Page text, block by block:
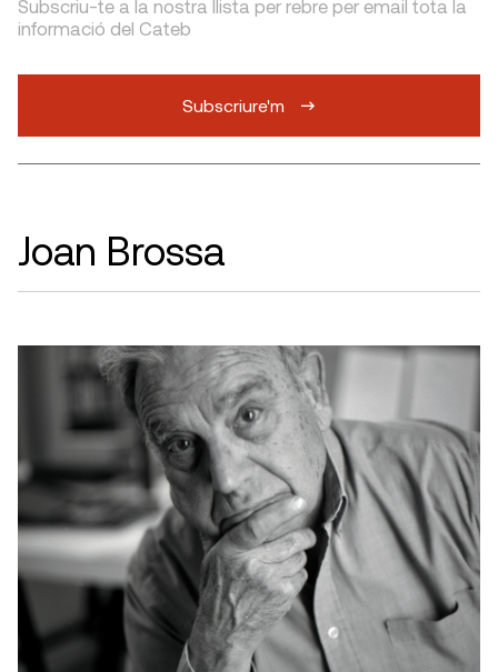
Subscriu-te a la nostra llista per rebre per email tota la
informació del Cateb
Subscriure'm
Joan Brossa